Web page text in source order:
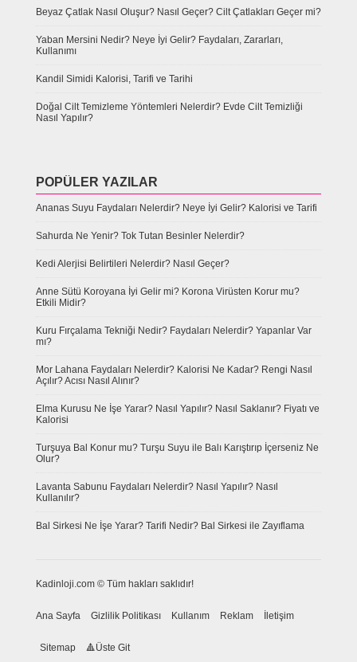
Beyaz Çatlak Nasıl Oluşur? Nasıl Geçer? Cilt Çatlakları Geçer mi?
Yaban Mersini Nedir? Neye İyi Gelir? Faydaları, Zararları,
Kullanımı
Kandil Simidi Kalorisi, Tarifi ve Tarihi
Doğal Cilt Temizleme Yöntemleri Nelerdir? Evde Cilt Temizliği
Nasıl Yapılır?
POPÜLER YAZILAR
Ananas Suyu Faydaları Nelerdir? Neye İyi Gelir? Kalorisi ve Tarifi
Sahurda Ne Yenir? Tok Tutan Besinler Nelerdir?
Kedi Alerjisi Belirtileri Nelerdir? Nasıl Geçer?
Anne Sütü Koroyana İyi Gelir mi? Korona Virüsten Korur mu?
Etkili Midir?
Kuru Fırçalama Tekniği Nedir? Faydaları Nelerdir? Yapanlar Var
mı?
Mor Lahana Faydaları Nelerdir? Kalorisi Ne Kadar? Rengi Nasıl
Açılır? Acısı Nasıl Alınır?
Elma Kurusu Ne İşe Yarar? Nasıl Yapılır? Nasıl Saklanır? Fiyatı ve
Kalorisi
Turşuya Bal Konur mu? Turşu Suyu ile Balı Karıştırıp İçerseniz Ne
Olur?
Lavanta Sabunu Faydaları Nelerdir? Nasıl Yapılır? Nasıl
Kullanılır?
Bal Sirkesi Ne İşe Yarar? Tarifi Nedir? Bal Sirkesi ile Zayıflama
Kadinloji.com © Tüm hakları saklıdır!
Ana Sayfa Gizlilik Politikası Kullanım Reklam İletişim
Sitemap Üste Git